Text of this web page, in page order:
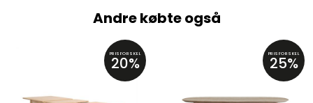
Andre købte også
PRISFORSKEL
20% PRISFORSKEL
25%